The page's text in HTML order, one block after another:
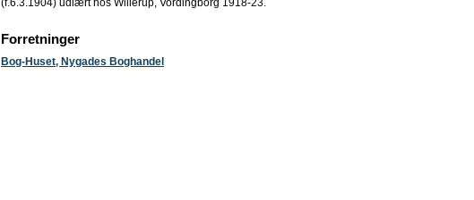
(f.6.3.1904) udlært hos Willerup, Vordingborg 1918-23.
Forretninger
Bog-Huset, Nygades Boghandel